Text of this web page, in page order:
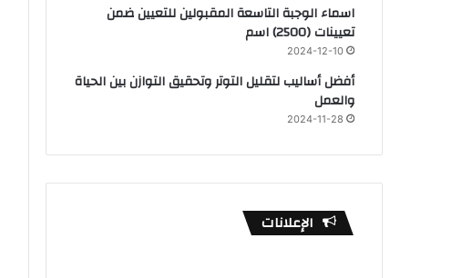
اسماء الوجبة التاسعة المقبولين للتعيين ضمن
تعيينات (2500) اسم
2024-12-10
أفضل أساليب لتقليل التوتر وتحقيق التوازن بين الحياة
والعمل
2024-11-28
الإعلانات